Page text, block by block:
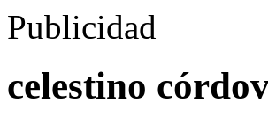
Publicidad
celestino